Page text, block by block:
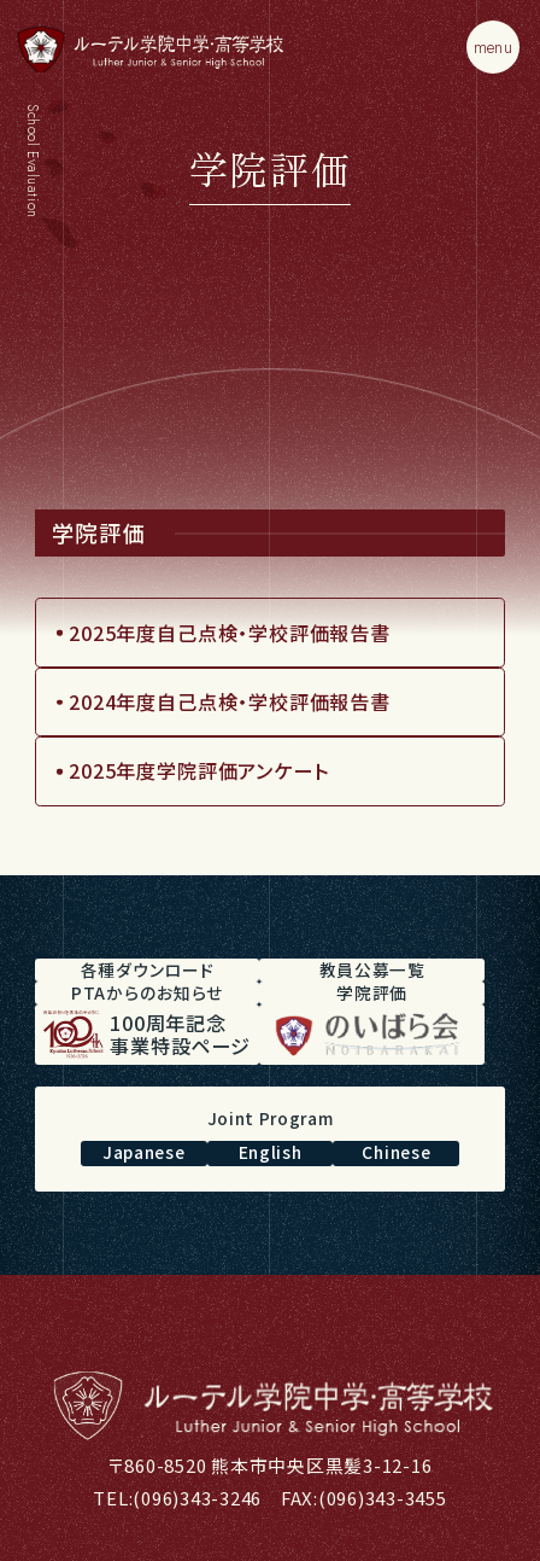
menu
School Evaluation 学院評価
学院評価
2025年度自己点検・学校評価報告書
2024年度自己点検・学校評価報告書
2025年度学院評価アンケート
各種ダウンロード
教員公募一覧
PTAからのお知らせ
学院評価
100周年記念
事業特設ページ
Joint Program
Japanese
English Chinese
〒860-8520 熊本市中央区黒髪3-12-16
TEL:(096)343-3246FAX:(096)343-3455